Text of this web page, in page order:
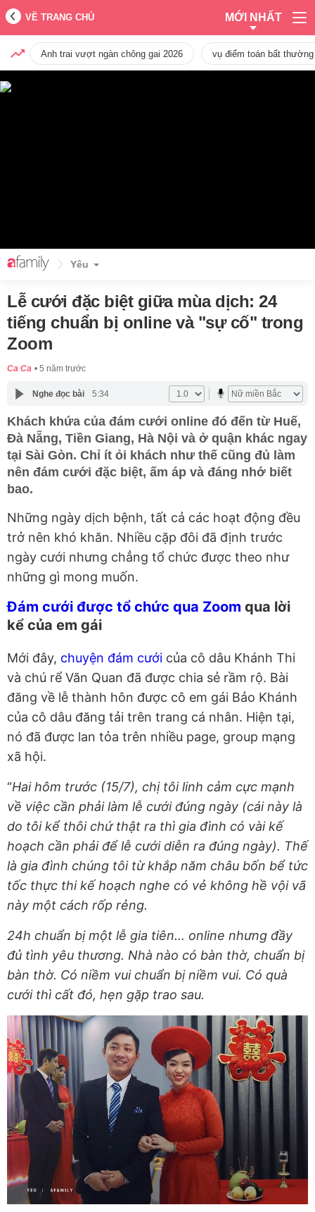
VỀ TRANG CHỦ MỚI NHẤT
Anh trai vượt ngàn chông gai 2026 vụ điểm toán bất
Yêu
Lễ cưới đặc biệt giữa mùa dịch: 24
tiếng chuẩn bị online và "sự cố" trong
Zoom
Ca Ca 5 năm trước
Nghe đọc bài 5:34
Khách khứa của đám cưới online đó đến từ Huế,
Đà Nẵng, Tiền Giang, Hà Nội và ở quận khác ngay
tại Sài Gòn. Chỉ ít ỏi khách như thế cũng đủ làm
nên đám cưới đặc biệt, ấm áp và đáng nhớ biết
bao.
Những ngày dịch bệnh, tất cả các hoạt động đều
trở nên khó khăn. Nhiều cặp đôi đã định trước
ngày cưới nhưng chẳng tổ chức được theo như
những gì mong muốn.
Đám cưới được tổ chức qua Zoom qua lời
kể của em gái
Mới đây, chuyện đám cưới của cô dâu Khánh Thi
và chú rể Văn Quan đã được chia sẻ rầm rộ. Bài
đăng về lễ thành hôn được cô em gái Bảo Khánh
của cô dâu đăng tải trên trang cá nhân. Hiện tại,
nó đã được lan tỏa trên nhiều page, group mạng
xã hội.
“Hai hôm trước (15/7), chị tôi linh cảm cực mạnh
về việc cần phải làm lễ cưới đúng ngày (cái này là
do tôi kể thôi chứ thật ra thì gia đình có vài kế
hoạch cần phải để lễ cưới diễn ra đúng ngày). Thế
là gia đình chúng tôi từ khắp năm châu bốn bể tức
tốc thực thi kế hoạch nghe có vẻ không hề vội vã
này một cách rốp rẻng.
24h chuẩn bị một lễ gia tiên… online nhưng đầy
đủ tình yêu thương. Nhà nào có bàn thờ, chuẩn bị
bàn thờ. Có niềm vui chuẩn bị niềm vui. Có quà
cưới thì cất đó, hẹn gặp trao sau.